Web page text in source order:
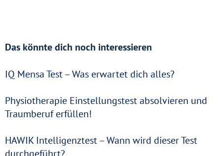
Das könnte dich noch interessieren
IQ Mensa Test – Was erwartet dich alles?
Physiotherapie Einstellungstest absolvieren und
Traumberuf erfüllen!
HAWIK Intelligenztest – Wann wird dieser Test
durchgeführt?